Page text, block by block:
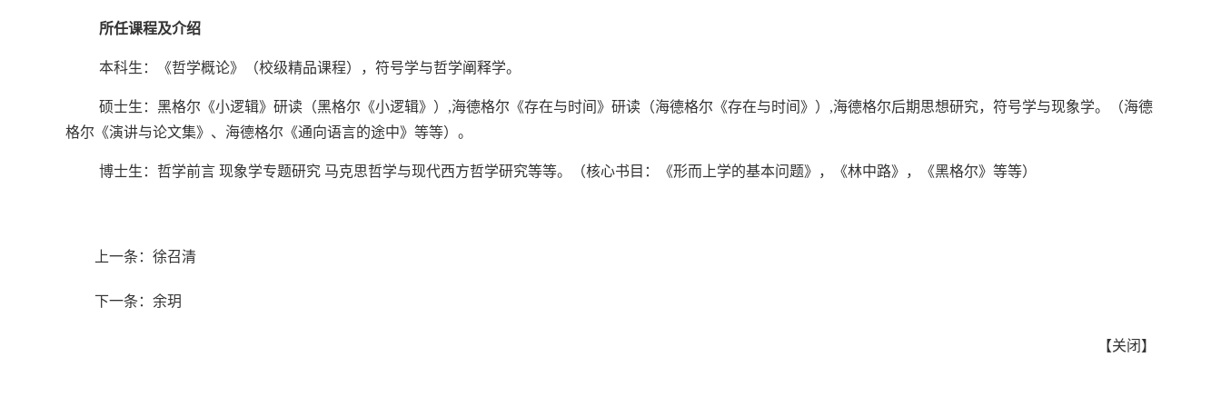
所任课程及介绍
本科生：《哲学概论》（校级精品课程），符号学与哲学阐释学。
硕士生：黑格尔《小逻辑》研读（黑格尔《小逻辑》）,海德格尔《存在与时间》研读（海德格尔《存在与时间》）,海德格尔后期思想研究，符号学与现象学。（海德
格尔《演讲与论文集》、海德格尔《通向语言的途中》等等）。
博士生：哲学前言 现象学专题研究 马克思哲学与现代西方哲学研究等等。（核心书目：《形而上学的基本问题》，《林中路》，《黑格尔》等等）
上一条：徐召清
下一条：余玥
【关闭 】